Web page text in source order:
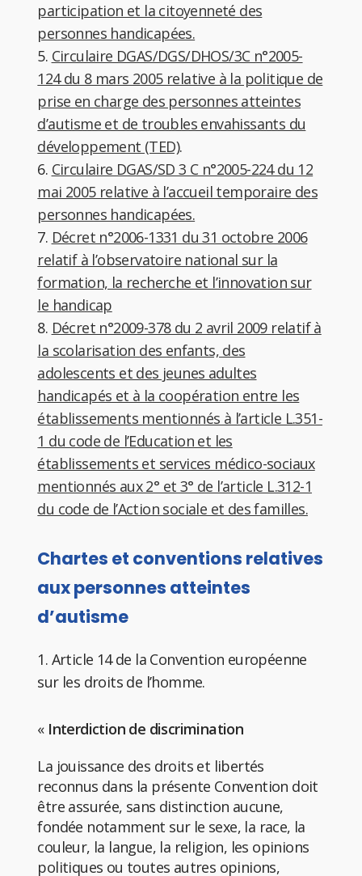
participation et la citoyenneté des
personnes handicapées.
5. Circulaire DGAS/DGS/DHOS/3C n°2005-
124 du 8 mars 2005 relative à la politique de
prise en charge des personnes atteintes
d’autisme et de troubles envahissants du
développement (TED).
6. Circulaire DGAS/SD 3 C n°2005-224 du 12
mai 2005 relative à l’accueil temporaire des
personnes handicapées.
7. Décret n°2006-1331 du 31 octobre 2006
relatif à l’observatoire national sur la
formation, la recherche et l’innovation sur
le handicap
8. Décret n°2009-378 du 2 avril 2009 relatif à
la scolarisation des enfants, des
adolescents et des jeunes adultes
handicapés et à la coopération entre les
établissements mentionnés à l’article L.351-
1 du code de l’Education et les
établissements et services médico-sociaux
mentionnés aux 2° et 3° de l’article L.312-1
du code de l’Action sociale et des familles.
Chartes et conventions relatives
aux personnes atteintes
d’autisme
1. Article 14 de la Convention européenne
sur les droits de l’homme.
« Interdiction de discrimination
La jouissance des droits et libertés
reconnus dans la présente Convention doit
être assurée, sans distinction aucune,
fondée notamment sur le sexe, la race, la
couleur, la langue, la religion, les opinions
politiques ou toutes autres opinions,